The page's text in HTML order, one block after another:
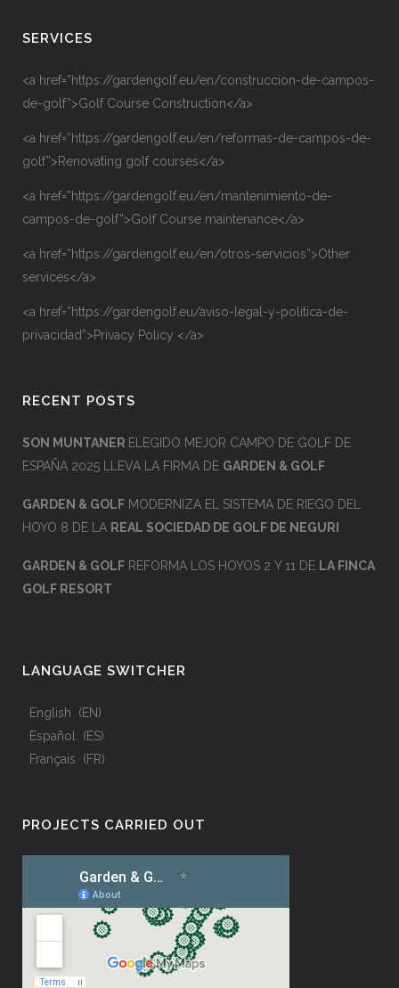
SERVICES
<a href=”https://gardengolf.eu/en/construccion-de-campos-
de-golf”>Golf Course Construction</a>
<a href=”https://gardengolf.eu/en/reformas-de-campos-de-
golf”>Renovating golf courses</a>
<a href=”https://gardengolf.eu/en/mantenimiento-de-
campos-de-golf”>Golf Course maintenance</a>
<a href=”https://gardengolf.eu/en/otros-servicios”>Other
services</a>
<a href=”https://gardengolf.eu/aviso-legal-y-politica-de-
privacidad”>Privacy Policy </a>
RECENT POSTS
SON MUNTANER ELEGIDO MEJOR CAMPO DE GOLF DE
ESPAÑA 2025 LLEVA LA FIRMA DE GARDEN & GOLF
GARDEN & GOLF MODERNIZA EL SISTEMA DE RIEGO DEL
HOYO 8 DE LA REAL SOCIEDAD DE GOLF DE NEGURI
GARDEN & GOLF REFORMA LOS HOYOS 2 Y 11 DE LA FINCA
GOLF RESORT
LANGUAGE SWITCHER
English
EN
Español
ES
Français
FR
PROJECTS CARRIED OUT